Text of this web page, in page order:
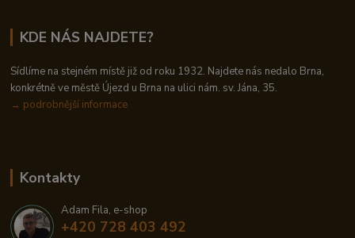
KDE NÁS NAJDETE?
Sídlíme na stejném místě již od roku 1932. Najdete nás nedalo Brna,
konkrétně ve městě Újezd u Brna na ulici nám. sv. Jána, 35.
→ podrobnější informace
Kontakty
Adam Fila, e-shop
+420 728 403 492